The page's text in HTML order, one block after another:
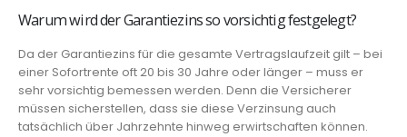
Warum wird der Garantiezins so vorsichtig festgelegt?
Da der Garantiezins für die gesamte Vertragslaufzeit gilt – bei
einer Sofortrente oft 20 bis 30 Jahre oder länger – muss er
sehr vorsichtig bemessen werden. Denn die Versicherer
müssen sicherstellen, dass sie diese Verzinsung auch
tatsächlich über Jahrzehnte hinweg erwirtschaften können.